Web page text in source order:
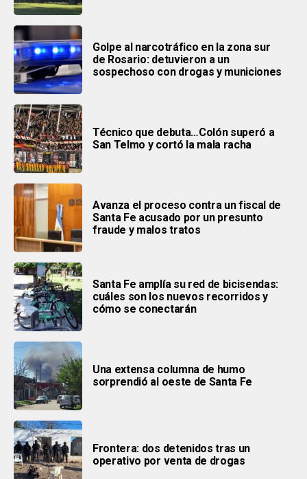
Golpe al narcotráfico en la zona sur
de Rosario: detuvieron a un
sospechoso con drogas y municiones
Técnico que debuta…Colón superó a
San Telmo y cortó la mala racha
Avanza el proceso contra un fiscal de
Santa Fe acusado por un presunto
fraude y malos tratos
Santa Fe amplía su red de bicisendas:
cuáles son los nuevos recorridos y
cómo se conectarán
Una extensa columna de humo
sorprendió al oeste de Santa Fe
Frontera: dos detenidos tras un
operativo por venta de drogas